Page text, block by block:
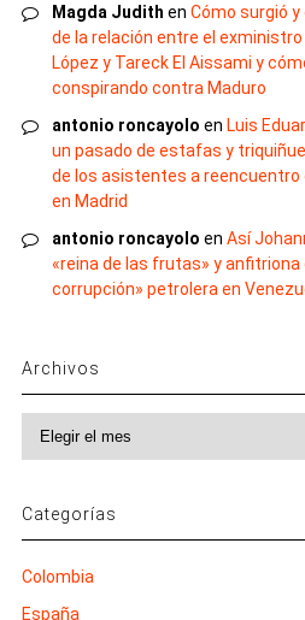
Magda Judith en Cómo surgió
de la relación entre el
López y Tareck El Aissami y
conspirando contra Maduro
antonio roncayolo en Luis
un pasado de estafas y
de los asistentes a reencuentro
en Madrid
antonio roncayolo en Así
«reina de las frutas» y anfitriona
corrupción» petrolera en
Archivos
Categorías
Colombia
España